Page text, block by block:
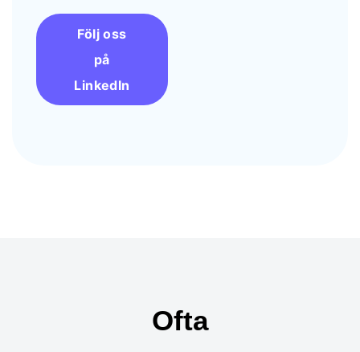
Följ oss
på
LinkedIn
Ofta